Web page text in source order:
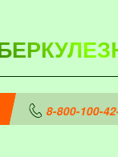
8-800-100-